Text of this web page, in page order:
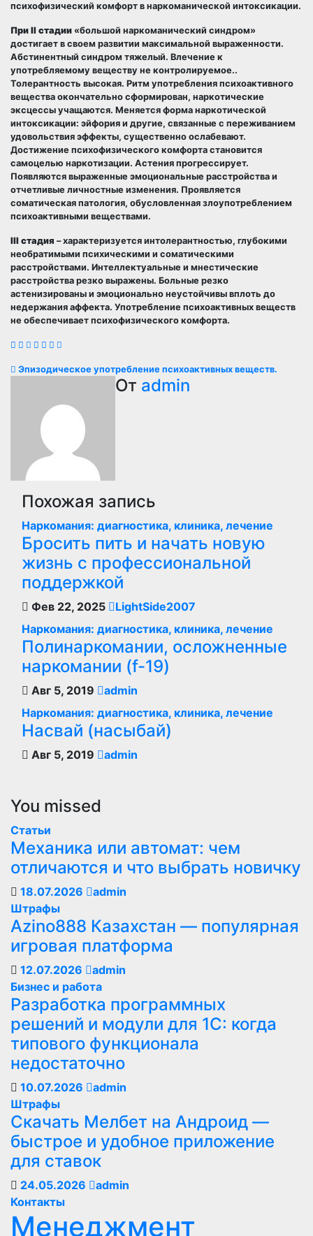
психофизический комфорт в наркоманической интоксикации.
При II стадии «большой наркоманический синдром»
достигает в своем развитии максимальной выраженности.
Абстинентный синдром тяжелый. Влечение к
употребляемому веществу не контролируемое..
Толерантность высокая. Ритм употребления психоактивного
вещества окончательно сформирован, наркотические
эксцессы учащаются. Меняется форма наркотической
интоксикации: эйфория и другие, связанные с переживанием
удовольствия эффекты, существенно ослабевают.
Достижение психофизического комфорта становится
самоцелью наркотизации. Астения прогрессирует.
Появляются выраженные эмоциональные расстройства и
отчетливые личностные изменения. Проявляется
соматическая патология, обусловленная злоупотреблением
психоактивными веществами.
III стадия – характеризуется интолерантностью, глубокими
необратимыми психическими и соматическими
расстройствами. Интеллектуальные и мнестические
расстройства резко выражены. Больные резко
астенизированы и эмоционально неустойчивы вплоть до
недержания аффекта. Употребление психоактивных веществ
не обеспечивает психофизического комфорта.
Навигация
записям
Эпизодическое употребление психоактивных веществ.
От admin
Похожая запись
Наркомания: диагностика, клиника, лечение
Бросить пить и начать новую
жизнь с профессиональной
поддержкой
Фев 22, 2025
LightSide2007
Наркомания: диагностика, клиника, лечение
Полинаркомании, осложненные
наркомании (f-19)
Авг 5, 2019
admin
Наркомания: диагностика, клиника, лечение
Насвай (насыбай)
Авг 5, 2019 admin
You missed
Статьи
Механика или автомат: чем
отличаются и что выбрать новичку
18.07.2026
admin
Штрафы
Azino888 Казахстан — популярная
игровая платформа
12.07.2026
admin
Бизнес и работа
Разработка программных
решений и модули для 1С: когда
типового функционала
недостаточно
10.07.2026
admin
Штрафы
Скачать Мелбет на Андроид —
быстрое и удобное приложение
для ставок
24.05.2026
admin
Контакты
Менеджмент